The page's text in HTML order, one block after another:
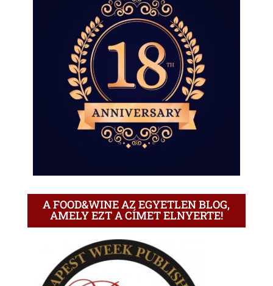
A FOOD&WINE AZ EGYETLEN BLOG,
AMELY EZT A CÍMET ELNYERTE!